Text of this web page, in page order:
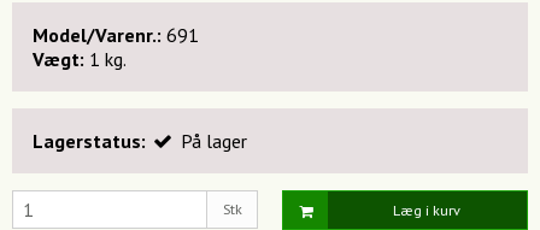
Model/Varenr.: 691
Vægt: 1 kg.
Lagerstatus: På lager
Stk Læg i kurv